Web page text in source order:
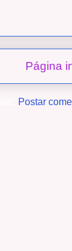
Página
Postar